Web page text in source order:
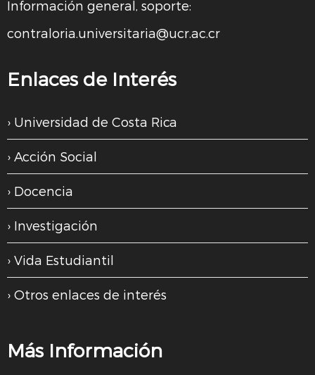
Información general, soporte:
contraloria.universitaria@ucr.ac.cr
Enlaces de Interés
Universidad de Costa Rica
Acción Social
Docencia
Investigación
Vida Estudiantil
Otros enlaces de interés
Más Información